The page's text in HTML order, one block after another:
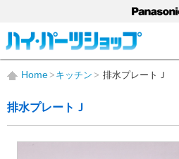
Home キッチン 排水プレートＪ
排水プレートＪ